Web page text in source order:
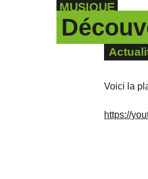
MUSIQUE
Voici la
https://